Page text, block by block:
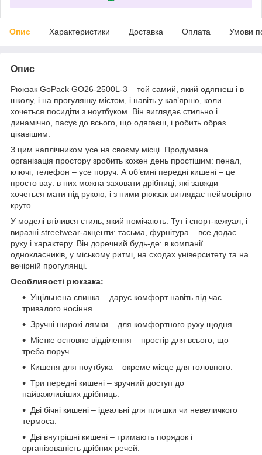
Опис Характеристики Доставка Оплата Умови
Опис
Рюкзак GoPack GO26-2500L-3 – той самий, який одягнеш і в
школу, і на прогулянку містом, і навіть у кав’ярню, коли
хочеться посидіти з ноутбуком. Він виглядає стильно і
динамічно, пасує до всього, що одягаєш, і робить образ
цікавішим.
З цим наплічником усе на своєму місці. Продумана
організація простору зробить кожен день простішим: пенал,
ключі, телефон – усе поруч. А об’ємні передні кишені – це
просто вау: в них можна заховати дрібниці, які завжди
хочеться мати під рукою, і з ними рюкзак виглядає неймовірно
круто.
У моделі втілився стиль, який помічають. Тут і спорт-кежуал, і
виразні streetwear-акценти: тасьма, фурнітура – все додає
руху і характеру. Він доречний будь-де: в компанії
однокласників, у міському ритмі, на сходах університету та на
вечірній прогулянці.
Особливості рюкзака:
Ущільнена спинка – дарує комфорт навіть під час
тривалого носіння.
Зручні широкі лямки – для комфортного руху щодня.
Містке основне відділення – простір для всього, що
треба поруч.
Кишеня для ноутбука – окреме місце для головного.
Три передні кишені – зручний доступ до
найважливіших дрібниць.
Дві бічні кишені – ідеальні для пляшки чи невеличкого
термоса.
Дві внутрішні кишені – тримають порядок і
організованість дрібних речей.